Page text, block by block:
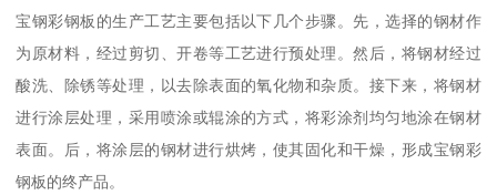
宝钢彩钢板的生产工艺主要包括以下几个步骤。先，选择的钢材作
为原材料，经过剪切、开卷等工艺进行预处理。然后，将钢材经过
酸洗、除锈等处理，以去除表面的氧化物和杂质。接下来，将钢材
进行涂层处理，采用喷涂或辊涂的方式，将彩涂剂均匀地涂在钢材
表面。后，将涂层的钢材进行烘烤，使其固化和干燥，形成宝钢彩
钢板的终产品。